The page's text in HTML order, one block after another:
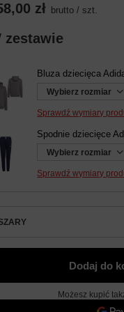
zł brutto /szt.
zestawie
Bluza dziecięca
Wybierz rozmiar
Sprawdź wymiary
Spodnie dziecięce
Wybierz rozmiar
Sprawdź wymiary
Dodaj do
Możesz kupić